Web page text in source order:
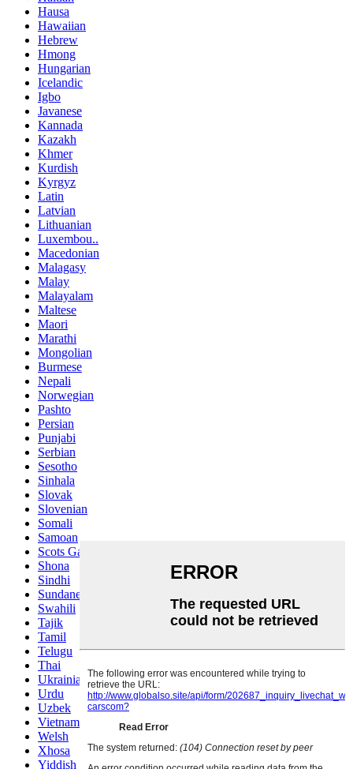
Hausa
Hawaiian
Hebrew
Hmong
Hungarian
Icelandic
Igbo
Javanese
Kannada
Kazakh
Khmer
Kurdish
Kyrgyz
Latin
Latvian
Lithuanian
Luxembou..
Macedonian
Malagasy
Malay
Malayalam
Maltese
Maori
Marathi
Mongolian
Burmese
Nepali
Norwegian
Pashto
Persian
Punjabi
Serbian
Sesotho
Sinhala
Slovak
Slovenian
Somali
Samoan
Scots Gaelic
Shona
Sindhi
Sundanese
Swahili
Tajik
Tamil
Telugu
Thai
Ukrainian
Urdu
Uzbek
Vietnamese
Welsh
Xhosa
Yiddish